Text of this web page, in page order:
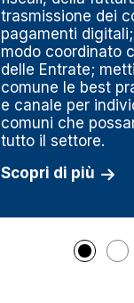
trasmissione dei
pagamenti
modo coordinato
delle Entrate;
comune le best
e canale per
comuni che
tutto il settore.
Scopri di più